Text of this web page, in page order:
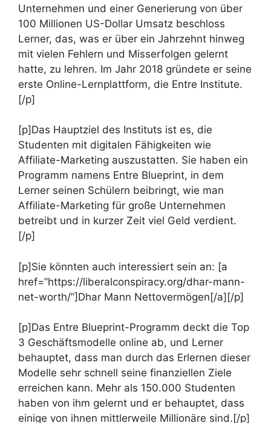
Unternehmen und einer Generierung von über
100 Millionen US-Dollar Umsatz beschloss
Lerner, das, was er über ein Jahrzehnt hinweg
mit vielen Fehlern und Misserfolgen gelernt
hatte, zu lehren. Im Jahr 2018 gründete er seine
erste Online-Lernplattform, die Entre Institute.
[/p]
[p]Das Hauptziel des Instituts ist es, die
Studenten mit digitalen Fähigkeiten wie
Affiliate-Marketing auszustatten. Sie haben ein
Programm namens Entre Blueprint, in dem
Lerner seinen Schülern beibringt, wie man
Affiliate-Marketing für große Unternehmen
betreibt und in kurzer Zeit viel Geld verdient.
[/p]
[p]Sie könnten auch interessiert sein an: [a
href=”https://liberalconspiracy.org/dhar-mann-
net-worth/”]Dhar Mann Nettovermögen[/a][/p]
[p]Das Entre Blueprint-Programm deckt die Top
3 Geschäftsmodelle online ab, und Lerner
behauptet, dass man durch das Erlernen dieser
Modelle sehr schnell seine finanziellen Ziele
erreichen kann. Mehr als 150.000 Studenten
haben von ihm gelernt und er behauptet, dass
einige von ihnen mittlerweile Millionäre sind.[/p]